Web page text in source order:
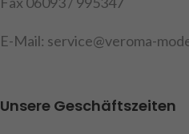
Achtung! Nicht für Kinder
E-Mail: service@veroma-
Unsere Geschäftszeiten